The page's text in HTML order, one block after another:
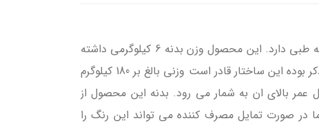
بزرگسال راحتی شیبدار از جمله زیباترین نمونه های تولید شده در این گروه بوده که طول عمری بالا و طراحی بدنه طبی دارد. این محصول وزن بدنه 6 کیلوگرمی داشته
پس شما می توانید با استفاده از دستگیره ای که در بخش بالایی محصول تعبیه شده به راحتی ان را حمل کنید. لازم به ذکر بوده این ساختار قادر است وزنی بالغ بر 180 کیلوگرم
خواهید کرد که تضمینی بر طول عمر بالای ان به شمار می رود. بدنه این محصول از
در صورت تمایل مصرف کننده می تواند این رنگ را